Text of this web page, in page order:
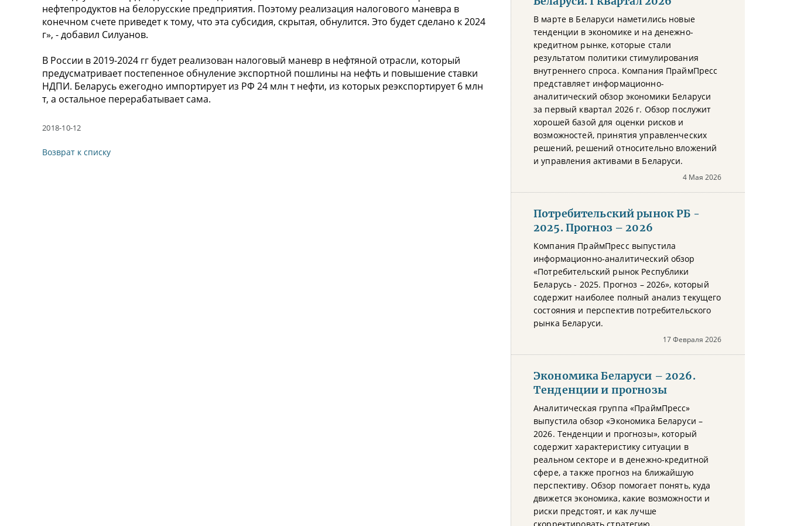
нефтепродуктов на белорусские предприятия. Поэтому реализация налогового маневра в
конечном счете приведет к тому, что эта субсидия, скрытая, обнулится. Это будет сделано к 2024
г», - добавил Силуанов.
В России в 2019-2024 гг будет реализован налоговый маневр в нефтяной отрасли, который
предусматривает постепенное обнуление экспортной пошлины на нефть и повышение ставки
НДПИ. Беларусь ежегодно импортирует из РФ 24 млн т нефти, из которых реэкспортирует 6 млн
т, а остальное перерабатывает сама.
2018-10-12
Возврат к списку
В марте в Беларуси наметились новые
тенденции в экономике и на денежно-
кредитном рынке, которые стали
результатом политики стимулирования
внутреннего спроса. Компания ПраймПресс
представляет информационно-
аналитический обзор экономики Беларуси
за первый квартал 2026 г. Обзор послужит
хорошей базой для оценки рисков и
возможностей, принятия управленческих
решений, решений относительно вложений
и управления активами в Беларуси.
4 Мая 2026
Потребительский рынок РБ -
2025. Прогноз – 2026
Компания ПраймПресс выпустила
информационно-аналитический обзор
«Потребительский рынок Республики
Беларусь - 2025. Прогноз – 2026», который
содержит наиболее полный анализ текущего
состояния и перспектив потребительского
рынка Беларуси.
17 Февраля 2026
Экономика Беларуси – 2026.
Тенденции и прогнозы
Аналитическая группа «ПраймПресс»
выпустила обзор «Экономика Беларуси –
2026. Тенденции и прогнозы», который
содержит характеристику ситуации в
реальном секторе и в денежно-кредитной
сфере, а также прогноз на ближайшую
перспективу. Обзор помогает понять, куда
движется экономика, какие возможности и
риски предстоят, и как лучше